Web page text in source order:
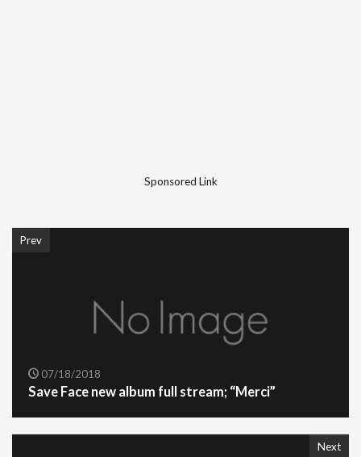
Sponsored Link
Prev
07/18/2018
Save Face new album full stream; “Merci”
Next